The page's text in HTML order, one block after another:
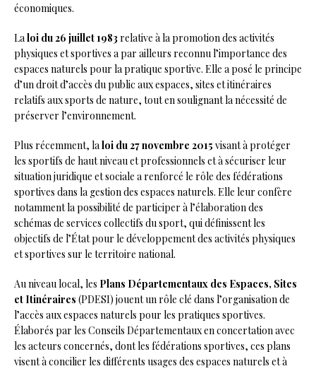
économiques.
La loi du 26 juillet 1983 relative à la promotion des activités
physiques et sportives a par ailleurs reconnu l’importance des
espaces naturels pour la pratique sportive. Elle a posé le principe
d’un droit d’accès du public aux espaces, sites et itinéraires
relatifs aux sports de nature, tout en soulignant la nécessité de
préserver l’environnement.
Plus récemment, la loi du 27 novembre 2015 visant à protéger
les sportifs de haut niveau et professionnels et à sécuriser leur
situation juridique et sociale a renforcé le rôle des fédérations
sportives dans la gestion des espaces naturels. Elle leur confère
notamment la possibilité de participer à l’élaboration des
schémas de services collectifs du sport, qui définissent les
objectifs de l’État pour le développement des activités physiques
et sportives sur le territoire national.
Au niveau local, les Plans Départementaux des Espaces, Sites
et Itinéraires (PDESI) jouent un rôle clé dans l’organisation de
l’accès aux espaces naturels pour les pratiques sportives.
Élaborés par les Conseils Départementaux en concertation avec
les acteurs concernés, dont les fédérations sportives, ces plans
visent à concilier les différents usages des espaces naturels et à